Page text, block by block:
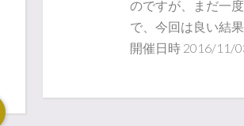
のですが、まだ一
で、今回は良い結
開催日時 2016/11/